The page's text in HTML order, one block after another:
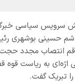
سرویس سیاسی
حسینی بوشهری
انتصاب مجدد حجت
اژه‌ای به ریاست قوه
را تبریک گفت.